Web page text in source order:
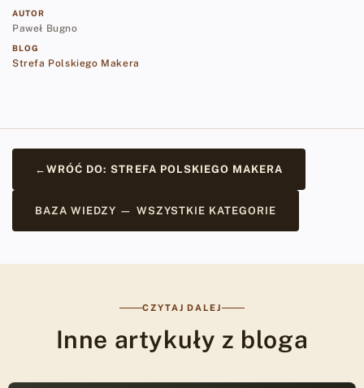
AUTOR
Paweł Bugno
BLOG
Strefa Polskiego Makera
←WRÓĆ DO: STREFA POLSKIEGO MAKERA
BAZA WIEDZY — WSZYSTKIE KATEGORIE
CZYTAJ DALEJ
Inne artykuły z bloga